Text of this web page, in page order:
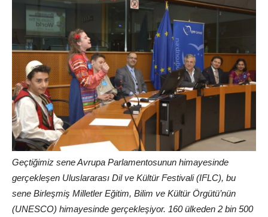
Geçtiğimiz sene Avrupa Parlamentosunun himayesinde
gerçekleşen Uluslararası Dil ve Kültür Festivali (IFLC), bu
sene Birleşmiş Milletler Eğitim, Bilim ve Kültür Örgütü’nün
(UNESCO) himayesinde gerçekleşiyor. 160 ülkeden 2 bin 500